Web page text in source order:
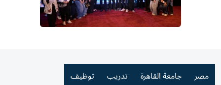
مصر جامعة القاهرة تدريب توظيف